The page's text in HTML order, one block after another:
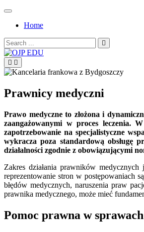
Skip
contentHome
Search
for:
OJP EDU
Prawnicy medyczni
Prawo medyczne to złożona i
zaangażowanymi w proces leczenia.
zapotrzebowanie na specjalistyczne
wykracza poza standardową obsługę
działalności zgodnie z obowiązującymi
Zakres działania prawników
reprezentowanie stron w postępowaniach
błędów medycznych, naruszenia praw
prawnika medycznego, może mieć
Pomoc prawna w